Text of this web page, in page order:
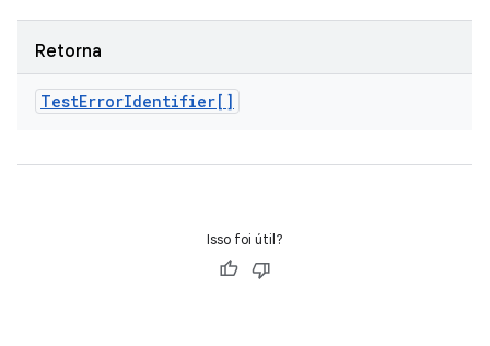
Retorna
TestErrorIdentifier[]
Isso foi útil?